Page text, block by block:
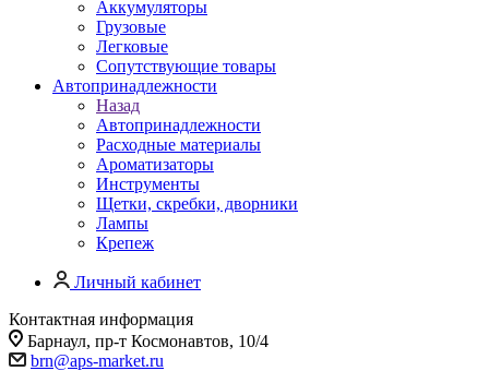
Аккумуляторы
Грузовые
Легковые
Сопутствующие товары
Автопринадлежности
Назад
Автопринадлежности
Расходные материалы
Ароматизаторы
Инструменты
Щетки, скребки, дворники
Лампы
Крепеж
Личный кабинет
Контактная информация
Барнаул, пр-т Космонавтов, 10/4
brn@aps-market.ru